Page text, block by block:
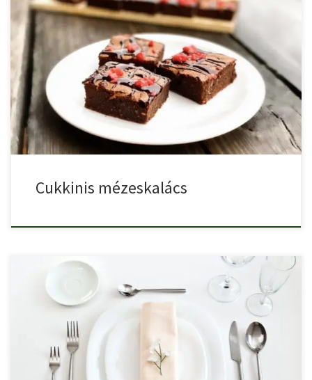
Ez a mézeskalács egy titkos összetevőt tartalmaz – a cukkinit! […]
Cukkinis mézeskalács
A gyakran vendégeket fogadók tudják, hogy a megfelelő tálalás
bizony […]